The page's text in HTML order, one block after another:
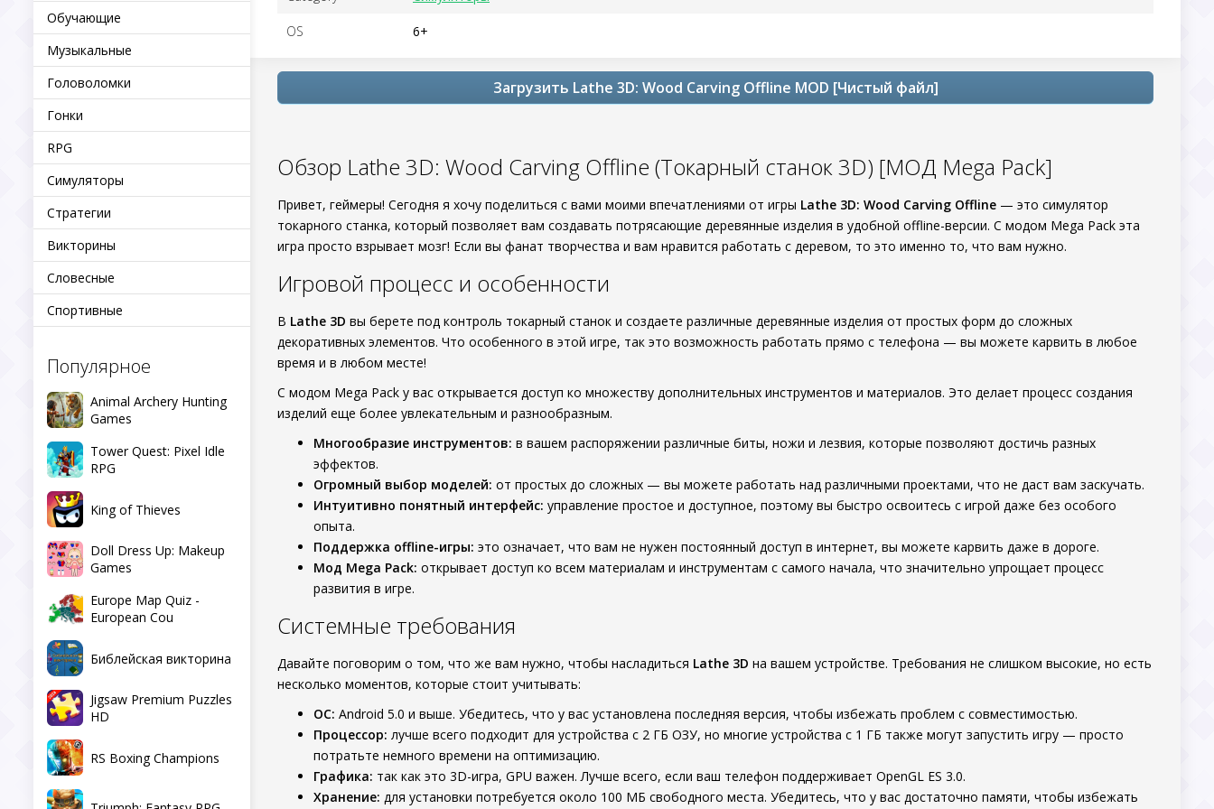
Обучающие
Музыкальные
Головоломки
Гонки
RPG
Симуляторы
Стратегии
Викторины
Словесные
Спортивные
Популярное
Animal Archery Hunting
Games
Tower Quest: Pixel Idle
RPG
King of Thieves
Doll Dress Up: Makeup
Games
Europe Map Quiz -
European Cou
Библейская викторина
Jigsaw Premium Puzzles
HD
RS Boxing Champions
OS 6+
Загрузить Lathe 3D: Wood Carving Offline MOD [Чистый файл]
Обзор Lathe 3D: Wood Carving Offline (Токарный станок 3D) [МОД Mega Pack]
Привет, геймеры! Сегодня я хочу поделиться с вами моими впечатлениями от игры Lathe 3D: Wood Carving Offline — это симулятор
токарного станка, который позволяет вам создавать потрясающие деревянные изделия в удобной offline-версии. С модом Mega Pack эта
игра просто взрывает мозг! Если вы фанат творчества и вам нравится работать с деревом, то это именно то, что вам нужно.
Игровой процесс и особенности
В Lathe 3D вы берете под контроль токарный станок и создаете различные деревянные изделия от простых форм до сложных
декоративных элементов. Что особенного в этой игре, так это возможность работать прямо с телефона — вы можете карвить в любое
время и в любом месте!
С модом Mega Pack у вас открывается доступ ко множеству дополнительных инструментов и материалов. Это делает процесс создания
изделий еще более увлекательным и разнообразным.
Многообразие инструментов: в вашем распоряжении различные биты, ножи и лезвия, которые позволяют достичь разных
эффектов.
Огромный выбор моделей: от простых до сложных — вы можете работать над различными проектами, что не даст вам заскучать.
Интуитивно понятный интерфейс: управление простое и доступное, поэтому вы быстро освоитесь с игрой даже без особого
опыта.
Поддержка offline-игры: это означает, что вам не нужен постоянный доступ в интернет, вы можете карвить даже в дороге.
Мод Mega Pack: открывает доступ ко всем материалам и инструментам с самого начала, что значительно упрощает процесс
развития в игре.
Системные требования
Давайте поговорим о том, что же вам нужно, чтобы насладиться Lathe 3D на вашем устройстве. Требования не слишком высокие, но есть
несколько моментов, которые стоит учитывать:
ОС: Android 5.0 и выше. Убедитесь, что у вас установлена последняя версия, чтобы избежать проблем с совместимостью.
Процессор: лучше всего подходит для устройства с 2 ГБ ОЗУ, но многие устройства с 1 ГБ также могут запустить игру — просто
потратьте немного времени на оптимизацию.
Графика: так как это 3D-игра, GPU важен. Лучше всего, если ваш телефон поддерживает OpenGL ES 3.0.
Хранение: для установки потребуется около 100 МБ свободного места. Убедитесь, что у вас достаточно памяти, чтобы избежать